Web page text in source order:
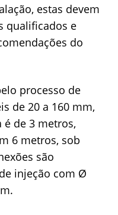
estas devem
qualificados e
do
processo de
de 20 a 160 mm,
de 3 metros,
6 metros, sob
são
injeção com Ø